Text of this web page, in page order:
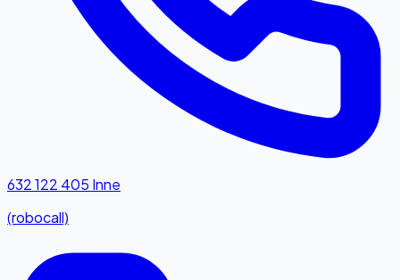
632 122 405 Inne
(robocall)